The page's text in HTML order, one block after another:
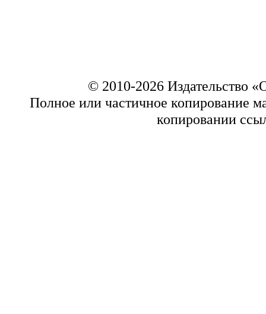
© 2010-2026 Издательство
Полное или частичное копирование
копировании